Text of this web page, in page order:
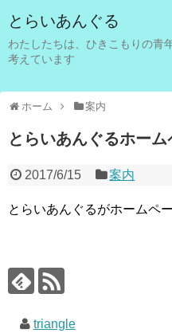
とらいあんぐる
わたしたちは、ひきこもりの青
考えています
ホーム 案内
とらいあんぐるホー
2017/6/15 案内
とらいあんぐるがホームペ
triangle